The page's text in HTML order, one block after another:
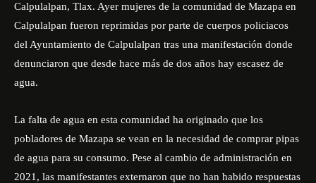
Calpulalpan, Tlax. Ayer mujeres de la comunidad de Mazapa en
Calpulalpan fueron reprimidas por parte de cuerpos policiacos
del Ayuntamiento de Calpulalpan tras una manifestación donde
denunciaron que desde hace más de dos años hay escasez de
agua.
La falta de agua en esta comunidad ha originado que los
pobladores de Mazapa se vean en la necesidad de comprar pipas
de agua para su consumo. Pese al cambio de administración en
2021, las manifestantes externaron que no han habido respuestas